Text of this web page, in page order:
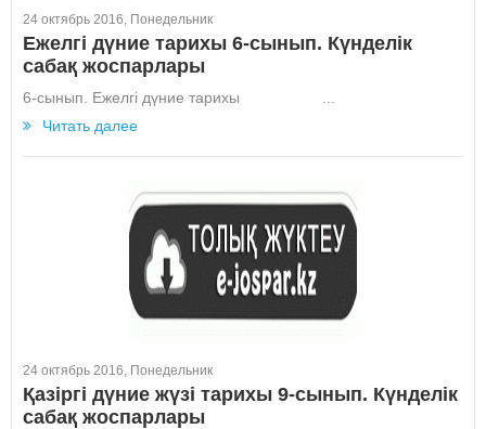
24 октябрь 2016, Понедельник
Ежелгі дүние тарихы 6-сынып. Күнделік
сабақ жоспарлары
6-сынып. Ежелгі дүние тарихы ...
Читать далее
24 октябрь 2016, Понедельник
Қазіргі дүние жүзі тарихы 9-сынып. Күнделік
сабақ жоспарлары